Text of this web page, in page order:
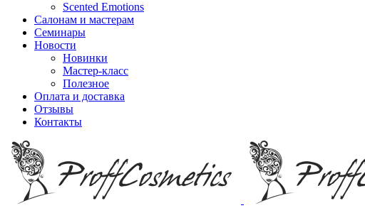
Scented Emotions
Салонам и мастерам
Семинары
Новости
Новинки
Мастер-класс
Полезное
Оплата и доставка
Отзывы
Контакты